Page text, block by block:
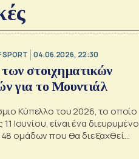
SPORT 04.06.2026, 22:30
στοιχηματικών
για το Μουντιάλ
Κύπελλο του 2026, το οποίο
11 Ιουνίου, είναι ένα διευρυμένο
ομάδων που θα διεξαχθεί